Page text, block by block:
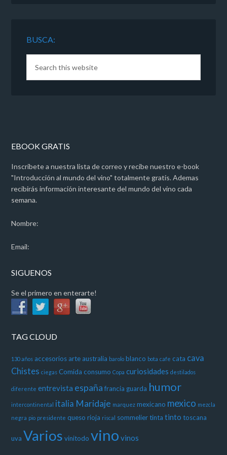
BUSCA:
EBOOK GRATIS
Inscribete a nuestra lista de correo y recibe nuestro e-book
"Introducción al mundo del vino" totalmente gratis. Ademas
recibirás información interesante del mundo del vino cada
semana.
Nombre:
Email:
SIGUENOS
Se el primero en enterarte!
TAG CLOUD
130 años accesorios arte australia barolo blanco bota cafe cata cava
Chistes ciegas Comida consumo Copa curiosidades destilados
diferente entrevista españa francia guarda humor
intercontinental italia Maridaje marquez mexicano mexico mezcla
negra pio presidente queso rioja riscal sommelier tinta tinto toscana
uva Varios vinitodo vino vinos